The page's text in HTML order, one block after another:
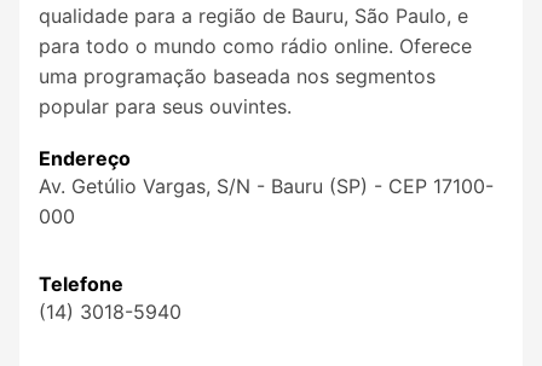
qualidade para a região de Bauru, São Paulo, e
para todo o mundo como rádio online. Oferece
uma programação baseada nos segmentos
popular para seus ouvintes.
Endereço
Av. Getúlio Vargas, S/N - Bauru (SP) - CEP 17100-
000
Telefone
(14) 3018-5940